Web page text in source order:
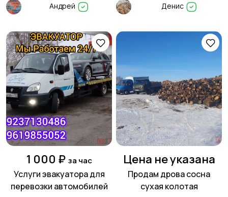
Андрей Денис
1 000 ₽ за час
Услуги эвакуатора для
перевозки автомобилей
Цена не указана
Продам дрова сосна
сухая колотая